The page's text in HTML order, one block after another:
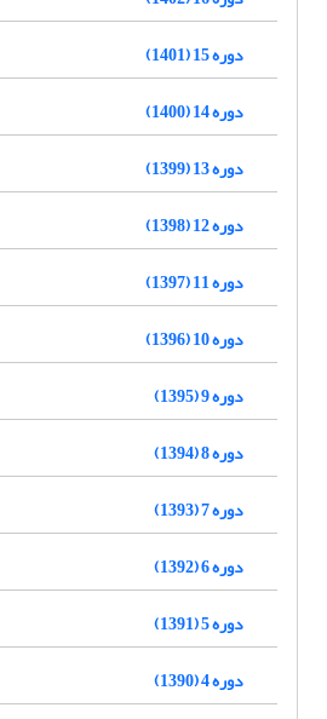
دوره 15 (1401)
دوره 14 (1400)
دوره 13 (1399)
دوره 12 (1398)
دوره 11 (1397)
دوره 10 (1396)
دوره 9 (1395)
دوره 8 (1394)
دوره 7 (1393)
دوره 6 (1392)
دوره 5 (1391)
دوره 4 (1390)